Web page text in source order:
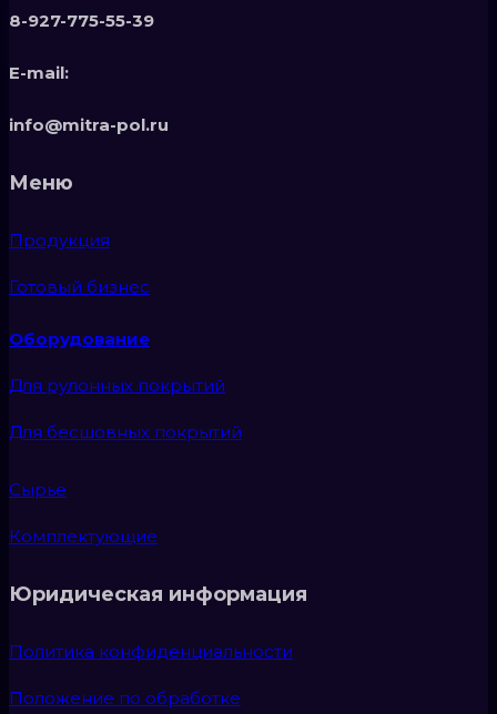
8-927-775-55-39
E-mail:
info@mitra-pol.ru
Меню
Продукция
Готовый бизнес
Оборудование
Для рулонных покрытий
Для бесшовных покрытий
Сырье
Комплектующие
Юридическая информация
Политика конфиденциальности
Положение по обработке